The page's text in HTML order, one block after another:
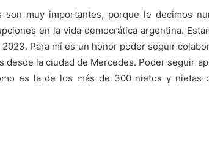
son muy importantes, porque le decimos
en la vida democrática argentina.
Para mí es un honor poder seguir
desde la ciudad de Mercedes. Poder seguir
es la de los más de 300 nietos y nietas